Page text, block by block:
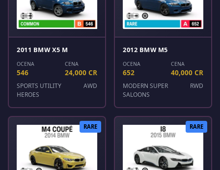
2011 BMW X5 M
OCENA
546
CENA
24,000 CR
SPORTS UTILITY
HEROES
AWD
2012 BMW M5
OCENA
652
CENA
40,000 CR
MODERN SUPER
SALOONS
RWD
RARE RARE